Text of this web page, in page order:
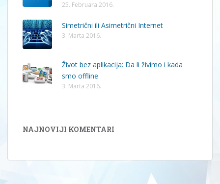
25. Februara 2016.
Simetrični ili Asimetrični Internet
3. Marta 2016.
Život bez aplikacija: Da li živimo i kada
smo offline
3. Marta 2016.
NAJNOVIJI KOMENTARI